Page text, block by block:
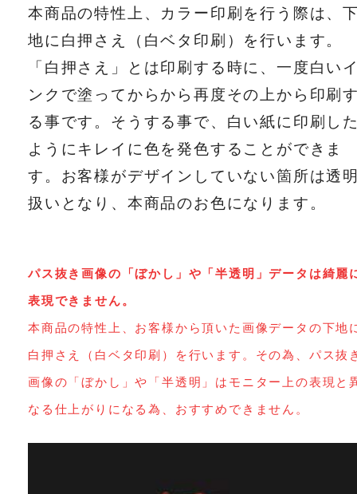
本商品の特性上、カラー印刷を行う際は、
地に白押さえ（白ベタ印刷）を行います。
「白押さえ」とは印刷する時に、一度白い
ンクで塗ってからから再度その上から印刷
る事です。そうする事で、白い紙に印刷し
ようにキレイに色を発色することができま
す。お客様がデザインしていない箇所は透
扱いとなり、本商品のお色になります。
パス抜き画像の「ぼかし」や「半透明」データは綺麗
表現できません。
本商品の特性上、お客様から頂いた画像データの下地
白押さえ（白ベタ印刷）を行います。その為、パス抜
画像の「ぼかし」や「半透明」はモニター上の表現と
なる仕上がりになる為、おすすめできません。